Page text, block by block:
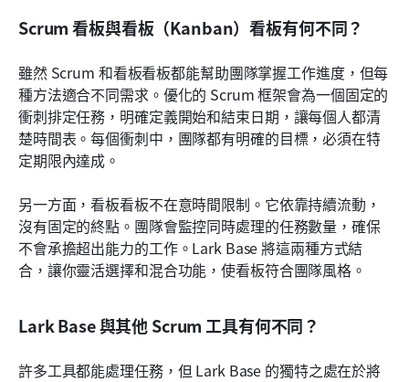
Scrum 看板與看板（Kanban）看板有何不同？
雖然 Scrum 和看板看板都能幫助團隊掌握工作進度，但每
種方法適合不同需求。優化的 Scrum 框架會為一個固定的
衝刺排定任務，明確定義開始和結束日期，讓每個人都清
楚時間表。每個衝刺中，團隊都有明確的目標，必須在特
定期限內達成。
另一方面，看板看板不在意時間限制。它依靠持續流動，
沒有固定的終點。團隊會監控同時處理的任務數量，確保
不會承擔超出能力的工作。Lark Base 將這兩種方式結
合，讓你靈活選擇和混合功能，使看板符合團隊風格。
Lark Base 與其他 Scrum 工具有何不同？
許多工具都能處理任務，但 Lark Base 的獨特之處在於將